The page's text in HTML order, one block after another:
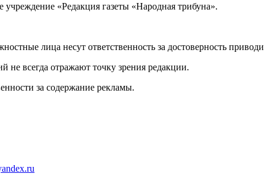
«Редакция газеты «Народная трибуна».
лица несут ответственность за достоверность
не всегда отражают точку зрения редакции.
за содержание рекламы.